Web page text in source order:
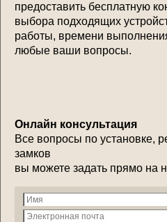
предоставить бесплатную
выбора подходящих
работы, времени
любые ваши вопросы.
Онлайн консультация
Все вопросы по установке,
замков
вы можете задать прямо на